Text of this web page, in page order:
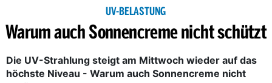
UV-BELASTUNG
Warum auch Sonnencreme nicht schützt
Die UV-Strahlung steigt am Mittwoch wieder auf das
höchste Niveau - Warum auch Sonnencreme nicht